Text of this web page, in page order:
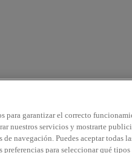
para garantizar el correcto
nuestros servicios y mostrarte
navegación. Puedes aceptar todas
para seleccionar qué tipos